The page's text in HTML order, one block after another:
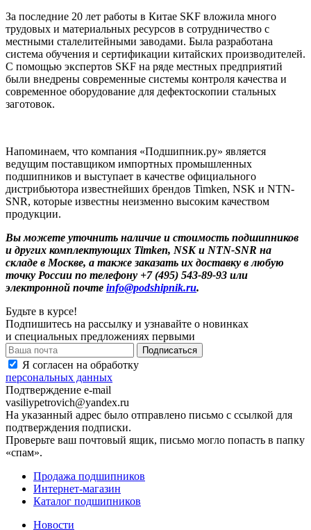
За последние 20 лет работы в Китае SKF вложила много
трудовых и материальных ресурсов в сотрудничество с
местными сталелитейными заводами. Была разработана
система обучения и сертификации китайских производителей.
С помощью экспертов SKF на ряде местных предприятий
были внедрены современные системы контроля качества и
современное оборудование для дефектоскопии стальных
заготовок.
Напоминаем, что компания «Подшипник.ру» является
ведущим поставщиком импортных промышленных
подшипников и выступает в качестве официального
дистрибьютора известнейших брендов Timken, NSK и NTN-
SNR, которые известны неизменно высоким качеством
продукции.
Вы можете уточнить наличие и стоимость подшипников
и других комплектующих Timken, NSK и NTN-SNR на
складе в Москве, а также заказать их доставку в любую
точку России по телефону +7 (495) 543-89-93 или
электронной почте info@podshipnik.ru.
Будьте в курсе!
Подпишитесь на рассылку и узнавайте о новинках
и специальных предложениях первыми
Я согласен на обработку
персональных данных
Подтверждение e-mail
vasiliypetrovich@yandex.ru
На указанный адрес было отправлено письмо с ссылкой для
подтверждения подписки.
Проверьте ваш почтовый ящик, письмо могло попасть в папку
«спам».
Продажа подшипников
Интернет-магазин
Каталог подшипников
Новости